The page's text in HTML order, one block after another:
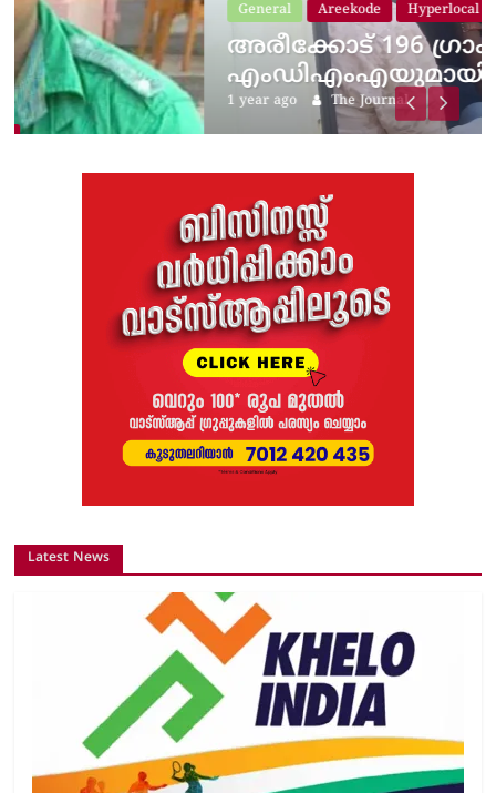
General Areekode Hyperlocal
അരീക്കോട് 196 ​ഗ്രാം
എംഡിഎംഎയുമായി…
1 year ago The Journal
Latest News